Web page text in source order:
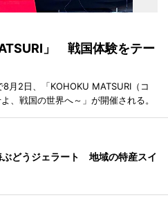
」 戦国体験をテー
月2日、「KOHOKU MATSURI（コ
、戦国の世界へ～」が開催される。
ぶどうジェラート 地域の特産スイ